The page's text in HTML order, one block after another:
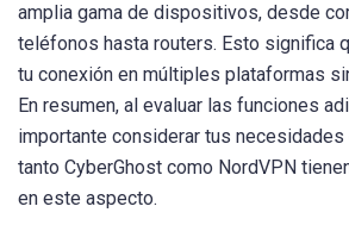
amplia gama de dispositivos, desde
teléfonos hasta routers. Esto significa
tu conexión en múltiples plataformas
En resumen, al evaluar las funciones
importante considerar tus
tanto CyberGhost como NordVPN
en este aspecto.